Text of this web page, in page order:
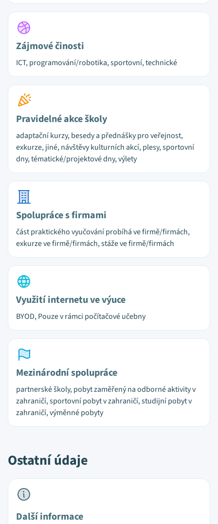
Zájmové činosti
ICT, programování/robotika, sportovní, technické
Pravidelné akce školy
adaptační kurzy, besedy a přednášky pro veřejnost,
exkurze, jiné, návštěvy kulturních akcí, plesy, sportovní
dny, tématické/projektové dny, výlety
Spolupráce s firmami
část praktického vyučování probíhá ve firmě/firmách,
exkurze ve firmě/firmách, stáže ve firmě/firmách
Využití internetu ve výuce
BYOD, Pouze v rámci počítačové učebny
Mezinárodní spolupráce
partnerské školy, pobyt zaměřený na odborné aktivity v
zahraničí, sportovní pobyt v zahraničí, studijní pobyt v
zahraničí, výměnné pobyty
Ostatní údaje
Další informace